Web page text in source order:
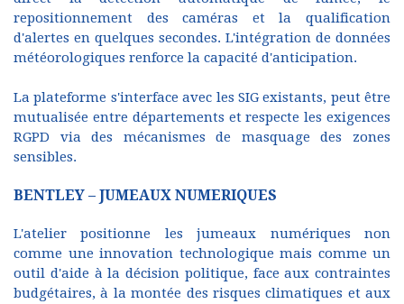
repositionnement des caméras et la qualification
d'alertes en quelques secondes. L'intégration de données
météorologiques renforce la capacité d'anticipation.
La plateforme s'interface avec les SIG existants, peut être
mutualisée entre départements et respecte les exigences
RGPD via des mécanismes de masquage des zones
sensibles.
BENTLEY – JUMEAUX NUMERIQUES
L'atelier positionne les jumeaux numériques non
comme une innovation technologique mais comme un
outil d'aide à la décision politique, face aux contraintes
budgétaires, à la montée des risques climatiques et aux